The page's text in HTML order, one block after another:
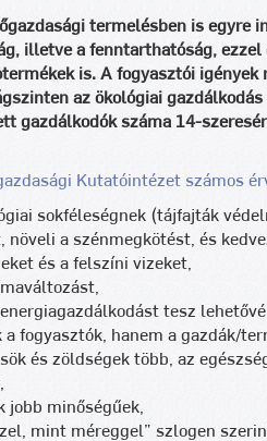
termelésben is egyre
illetve a fenntarthatóság,
is. A fogyasztói
az ökológiai
gazdálkodók száma 14-
Kutatóintézet számos
sokféleségnek (tájfajták
növeli a szénmegkötést, és
és a felszíni vizeket,
tesz lehetővé,
a fogyasztók, hanem a gazdák/
és zöldségek több, az
jobb minőségűek,
mint méreggel” szlogen